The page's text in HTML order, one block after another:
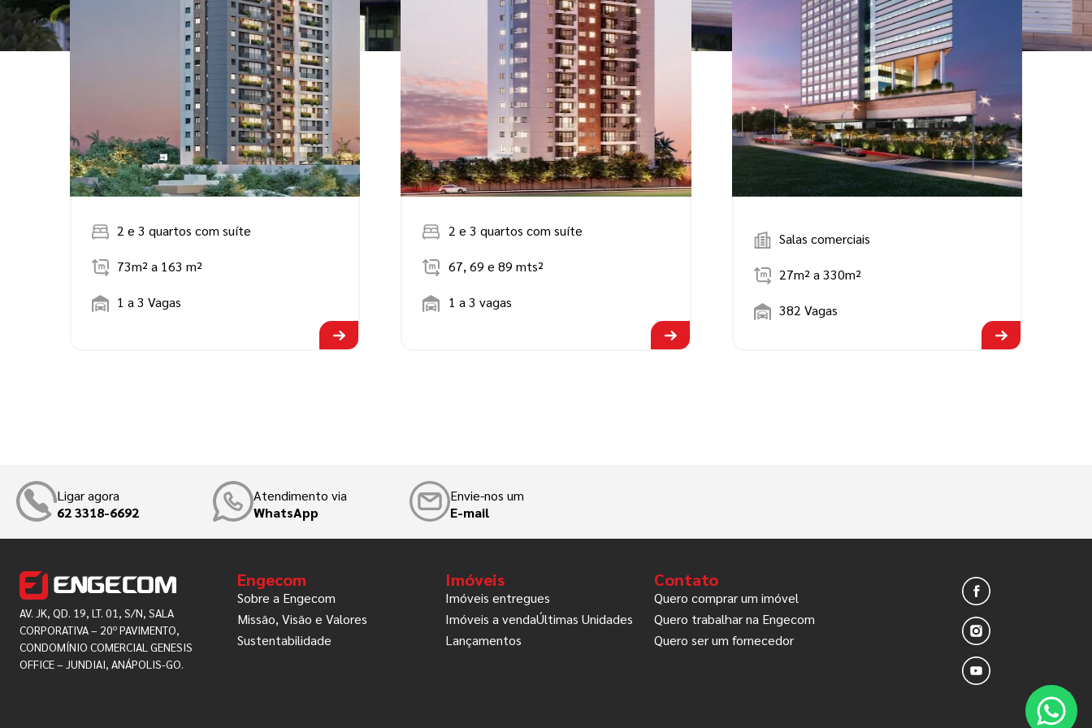
2 e 3 quartos com suíte
73m² a 163 m²
1 a 3 Vagas
2 e 3 quartos com suíte
67, 69 e 89 mts²
1 a 3 vagas
Salas comerciais
27m² a 330m²
382 Vagas
Ligar agora
62 3318-6692
Atendimento via
WhatsApp
Envie-nos um
E-mail
AV. JK, QD. 19, LT. 01, S/N, SALA
CORPORATIVA – 20º PAVIMENTO,
CONDOMÍNIO COMERCIAL GENESIS
OFFICE – JUNDIAI, ANÁPOLIS-GO.
Engecom
Sobre a Engecom
Missão, Visão e Valores
Sustentabilidade
Imóveis
Imóveis entregues
Imóveis a vendaÚltimas Unidades
Lançamentos
Contato
Quero comprar um imóvel
Quero trabalhar na Engecom
Quero ser um fornecedor